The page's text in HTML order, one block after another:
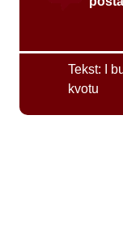
Tekst:
I
kvotu